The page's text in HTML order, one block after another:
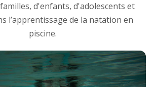
d'enfants, d'adolescents et
l’apprentissage de la natation en
piscine.